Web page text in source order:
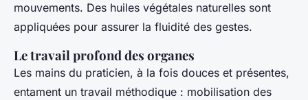
mouvements. Des huiles végétales naturelles sont
appliquées pour assurer la fluidité des gestes.
Le travail profond des organes
Les mains du praticien, à la fois douces et présentes,
entament un travail méthodique : mobilisation des